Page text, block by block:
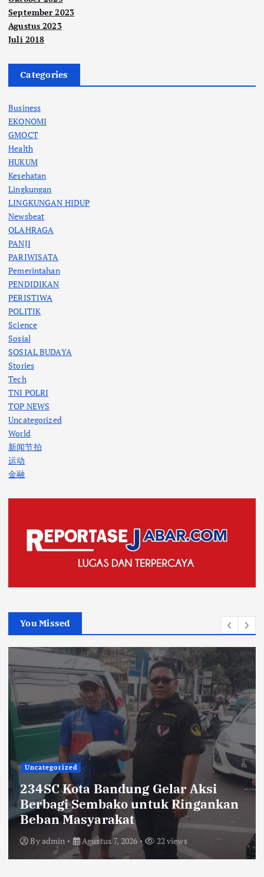
September 2023
Agustus 2023
Juli 2018
Categories
Business
EKONOMI
GMOCT
Health
HUKUM
Kesehatan
Lingkungan
LINGKUNGAN HIDUP
Newsbeat
OLAHRAGA
PANJI
PARIWISATA
Pemerintahan
PENDIDIKAN
PERISTIWA
POLITIK
Science
Sosial
SOSIAL BUDAYA
Stories
Tech
TNI POLRI
TOP NEWS
Uncategorized
World
新闻节拍
运动
金融
You Missed
TNI POLRI
Sikat Kejahatan Jalanan di Jabar,
413 Pelaku Diciduk dan 1.016 Motor
Disita
Byadmin Agustus 7, 2026 24 views